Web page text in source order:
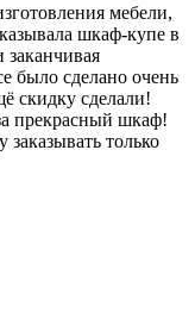
мебели,
шкаф-купе в
заканчивая
было сделано очень
скидку сделали!
прекрасный шкаф!
только